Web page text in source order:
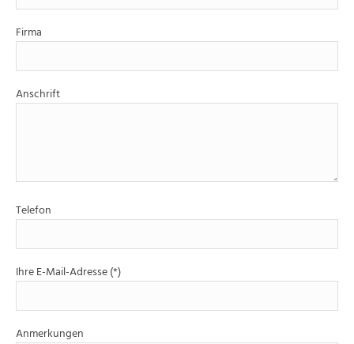
Firma
Anschrift
Telefon
Ihre E-Mail-Adresse (*)
Anmerkungen